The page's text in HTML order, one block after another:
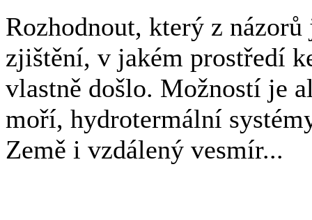
Rozhodnout, který z
zjištění, v jakém prostředí
vlastně došlo. Možností je
moří, hydrotermální
Země i vzdálený vesmír...